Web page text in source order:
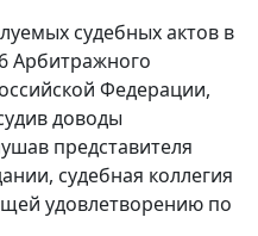
судебных актов в
Арбитражного
Федерации,
доводы
представителя
судебная коллегия
удовлетворению по